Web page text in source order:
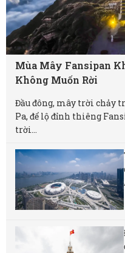
Mùa Mây Fansipan
Không Muốn Rời
Đầu đông, mây trời chảy
Pa, để lộ đỉnh thiêng
trời...